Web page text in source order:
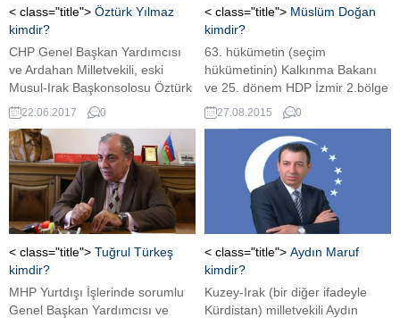
ağır suçlardan sorumlu firari-
kaçak terörist ele-başı Fethullah
Gülen kimdir?
< class="title"> Öztürk Yılmaz
kimdir?
CHP Genel Başkan Yardımcısı
ve Ardahan Milletvekili, eski
Musul-Irak Başkonsolosu Öztürk
Yılmaz kimdir?
22.06.2017 0
< class="title"> Müslüm Doğan
kimdir?
63. hükümetin (seçim
hükümetinin) Kalkınma Bakanı
ve 25. dönem HDP İzmir 2.bölge
Milletvekili Müslüm Doğan
kimdir?
27.08.2015 0
< class="title"> Tuğrul Türkeş
kimdir?
MHP Yurtdışı İşlerinde sorumlu
Genel Başkan Yardımcısı ve
< class="title"> Aydın Maruf
kimdir?
Kuzey-Irak (bir diğer ifadeyle
Kürdistan) milletvekili Aydın